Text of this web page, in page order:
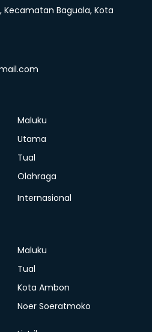
Kecamatan Baguala, Kota
Maluku
Utama
Tual
Olahraga
Internasional
Maluku
Tual
Kota Ambon
Noer Soeratmoko